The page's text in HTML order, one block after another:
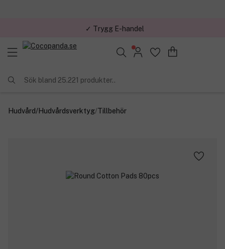
✓ Trygg E-handel
Sök bland 25.221 produkter..
Hudvård/Hudvårdsverktyg/Tillbehör